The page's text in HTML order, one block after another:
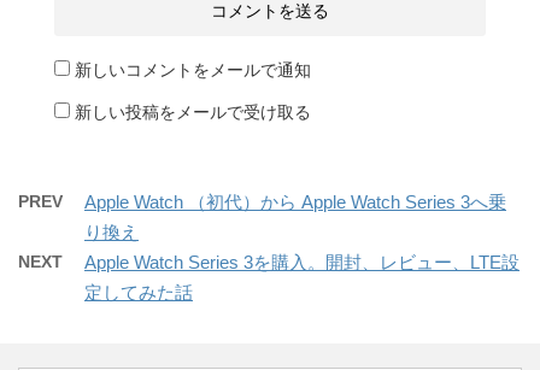
新しいコメントをメールで通知
新しい投稿をメールで受け取る
PREV
Apple Watch （初代）から Apple Watch Series 3へ乗
り換え
NEXT
Apple Watch Series 3を購入。開封、レビュー、LTE設
定してみた話